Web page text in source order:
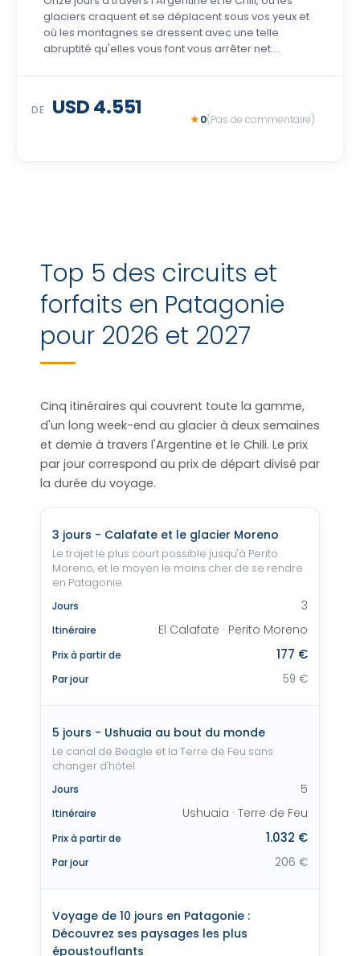
glaciers craquent et se déplacent sous vos yeux et
où les montagnes se dressent avec une telle
abruptité qu'elles vous font vous arrêter net….
DE USD 4.551 0(Pas de commentaire)
Top 5 des circuits et
forfaits en Patagonie
pour 2026 et 2027
Cinq itinéraires qui couvrent toute la gamme,
d'un long week-end au glacier à deux semaines
et demie à travers l'Argentine et le Chili. Le prix
par jour correspond au prix de départ divisé par
la durée du voyage.
3 jours - Calafate et le glacier Moreno
Le trajet le plus court possible jusqu'à Perito
Moreno, et le moyen le moins cher de se rendre
en Patagonie.
Jours
3
Itinéraire El Calafate · Perito Moreno
Prix à partir de 177 €
Par jour 59 €
5 jours - Ushuaia au bout du monde
Le canal de Beagle et la Terre de Feu sans
changer d'hôtel.
Jours
5
Itinéraire Ushuaia · Terre de Feu
Prix à partir de 1.032 €
Par jour 206 €
Voyage de 10 jours en Patagonie :
Découvrez ses paysages les plus
époustouflants